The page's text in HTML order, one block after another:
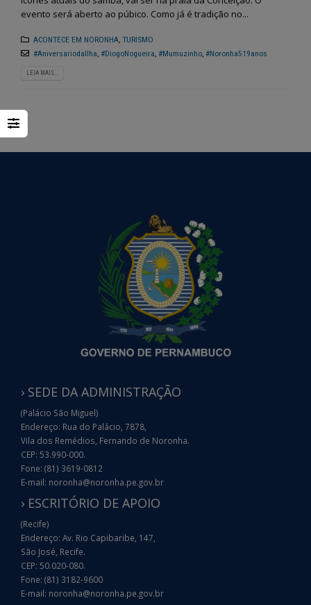
evento será aberto ao púbico. Como já é tradição no...
ACONTECE EM NORONHA, TURISMO
#AniversariodaIlha, #DiogoNogueira, #Mumuzinho, #Noronha519anos
LEIA MAIS...
› SEDE DA ADMINISTRAÇÃO
(Palácio São Miguel)
Endereço: Rua do Palácio, 7878,
Vila dos Remédios, Fernando de Noronha.
CEP: 53.990-000.
Fone: (81) 3619-0812
E-mail: noronha@noronha.pe.gov.br
› ESCRITÓRIO DE APOIO
(Recife)
Endereço: Av. Rio Capibaribe, 147,
São José, Recife.
CEP: 50.020-080.
Fone: (81) 3182-9600
E-mail: noronha@noronha.pe.gov.br